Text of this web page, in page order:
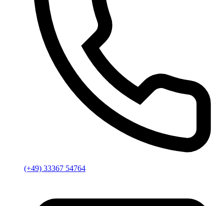
(+49) 33367 54764